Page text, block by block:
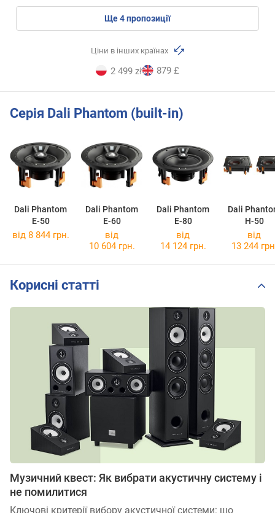
ще4пропозиції
Ціни в інших країнах
2 499 zł 879 £
Серія Dali Phantom (built-in)
Dali Phantom
E-50
Dali Phantom
E-60
Dali Phantom
E-80
Dali
H-50
від 8 844 грн.
від
10 604 грн.
від
14 124 грн.
від
13 244
Корисні статті
Музичний квест: Як вибрати акустичну систему і
не помилитися
Ключові критерії вибору акустичної системи: що